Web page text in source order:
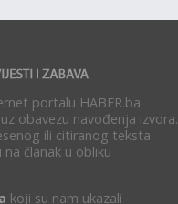
portalu HABER.ba
obavezu navođenja izvora.
ili citiranog teksta
članak u obliku
koji su nam ukazali